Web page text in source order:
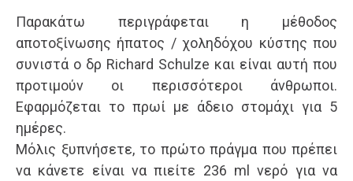
Παρακάτω περιγράφεται η μέθοδος
αποτοξίνωσης ήπατος / χοληδόχου κύστης που
συνιστά ο δρ Richard Schulze και είναι αυτή που
προτιμούν οι περισσότεροι άνθρωποι.
Εφαρμόζεται το πρωί με άδειο στομάχι για 5
ημέρες.
Μόλις ξυπνήσετε, το πρώτο πράγμα που πρέπει
να κάνετε είναι να πιείτε 236 ml νερό για να